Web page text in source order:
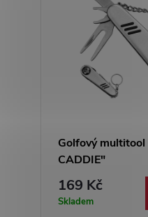
Golfový multitool
CADDIE"
169 Kč
Skladem